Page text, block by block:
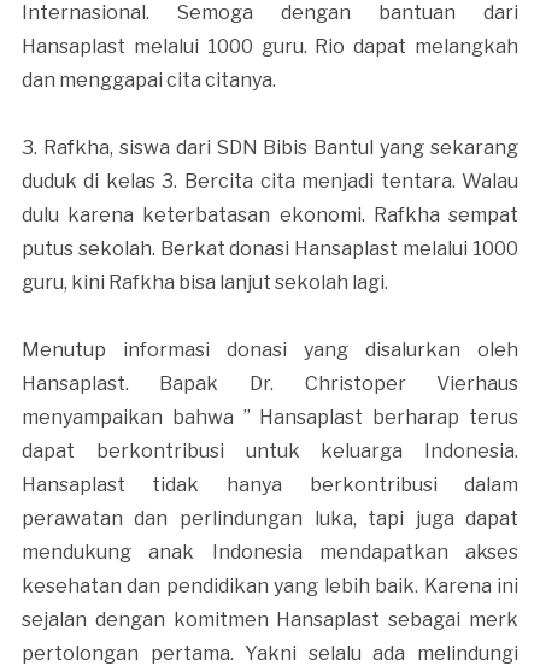
Internasional. Semoga dengan bantuan dari
Hansaplast melalui 1000 guru. Rio dapat melangkah
dan menggapai cita citanya.
3. Rafkha, siswa dari SDN Bibis Bantul yang sekarang
duduk di kelas 3. Bercita cita menjadi tentara. Walau
dulu karena keterbatasan ekonomi. Rafkha sempat
putus sekolah. Berkat donasi Hansaplast melalui 1000
guru, kini Rafkha bisa lanjut sekolah lagi.
Menutup informasi donasi yang disalurkan oleh
Hansaplast. Bapak Dr. Christoper Vierhaus
menyampaikan bahwa ” Hansaplast berharap terus
dapat berkontribusi untuk keluarga Indonesia.
Hansaplast tidak hanya berkontribusi dalam
perawatan dan perlindungan luka, tapi juga dapat
mendukung anak Indonesia mendapatkan akses
kesehatan dan pendidikan yang lebih baik. Karena ini
sejalan dengan komitmen Hansaplast sebagai merk
pertolongan pertama. Yakni selalu ada melindungi